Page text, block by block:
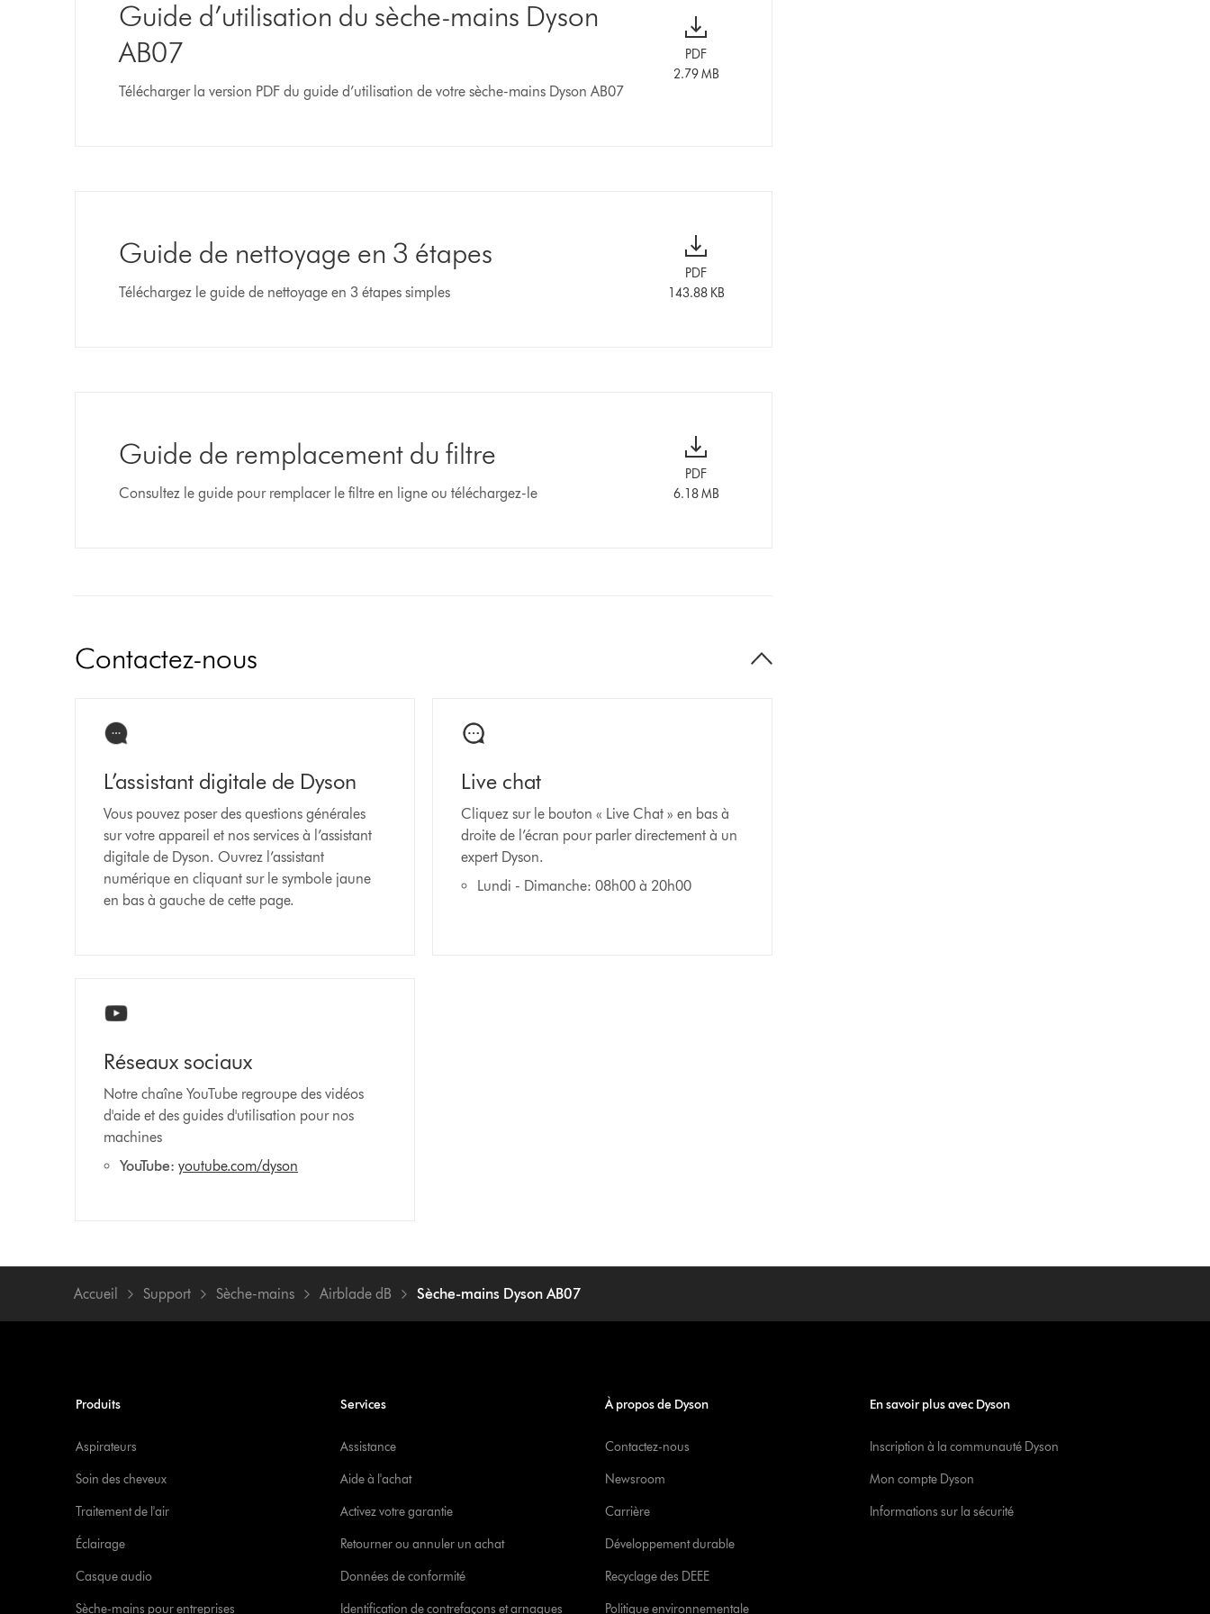
Guide d’utilisation du sèche-mains Dyson
AB07
Télécharger la version PDF du guide d’utilisation de votre sèche-mains Dyson AB07
PDF
2.79 MB
Guide de nettoyage en 3 étapes
Téléchargez le guide de nettoyage en 3 étapes simples
PDF
143.88 KB
Guide de remplacement du filtre
Consultez le guide pour remplacer le filtre en ligne ou téléchargez-le
PDF
6.18 MB
Contactez-nous
L’assistant digitale de Dyson
Vous pouvez poser des questions générales
sur votre appareil et nos services à l’assistant
digitale de Dyson. Ouvrez l’assistant
numérique en cliquant sur le symbole jaune
en bas à gauche de cette page.
Live chat
Cliquez sur le bouton « Live Chat » en bas à
droite de l’écran pour parler directement à un
expert Dyson.
Lundi - Dimanche: 08h00 à 20h00
Réseaux sociaux
Notre chaîne YouTube regroupe des vidéos
d'aide et des guides d'utilisation pour nos
machines
YouTube: youtube.com/dyson
Accueil Support Sèche-mains Airblade dB Sèche-mains Dyson AB07
Produits
Aspirateurs
Soin des cheveux
Traitement de l'air
Éclairage
Casque audio
Sèche-mains pour entreprises
Services
Assistance
Aide à l'achat
Activez votre garantie
Retourner ou annuler un achat
Données de conformité
Identification de contrefaçons et arnaques
À propos de Dyson
Contactez-nous
Newsroom
Carrière
Développement durable
Recyclage des DEEE
Politique environnementale
En savoir plus avec Dyson
Inscription à la communauté Dyson
Mon compte Dyson
Informations sur la sécurité